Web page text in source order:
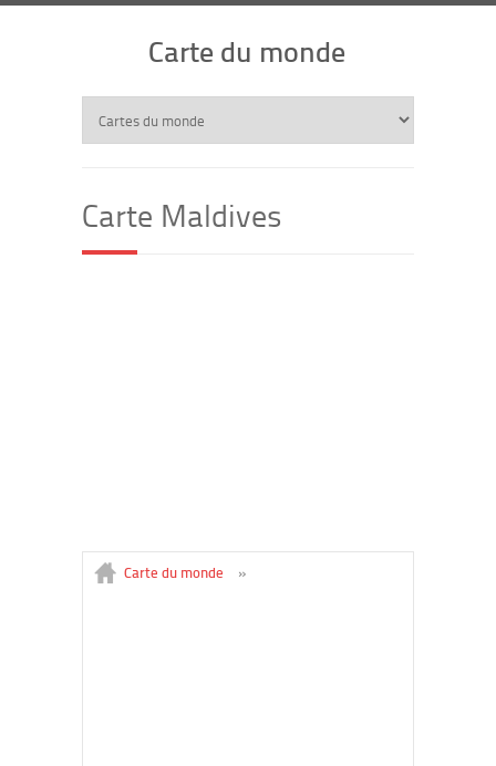
Carte du monde
Carte Maldives
Carte du monde »